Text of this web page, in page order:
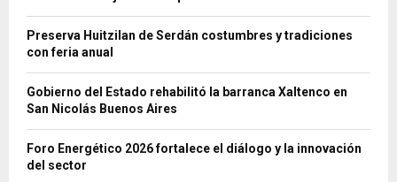
Preserva Huitzilan de Serdán costumbres y tradiciones
con feria anual
Gobierno del Estado rehabilitó la barranca Xaltenco en
San Nicolás Buenos Aires
Foro Energético 2026 fortalece el diálogo y la innovación
del sector